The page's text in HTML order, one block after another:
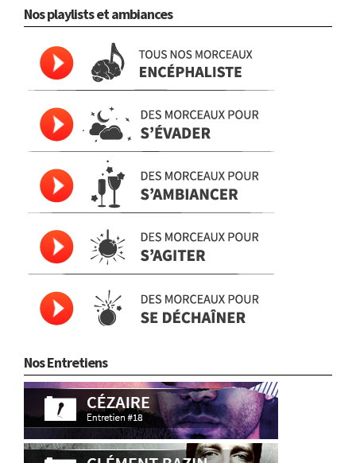
Nos playlists et ambiances
Nos Entretiens